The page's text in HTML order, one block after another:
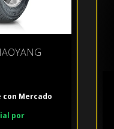
con Mercado
por